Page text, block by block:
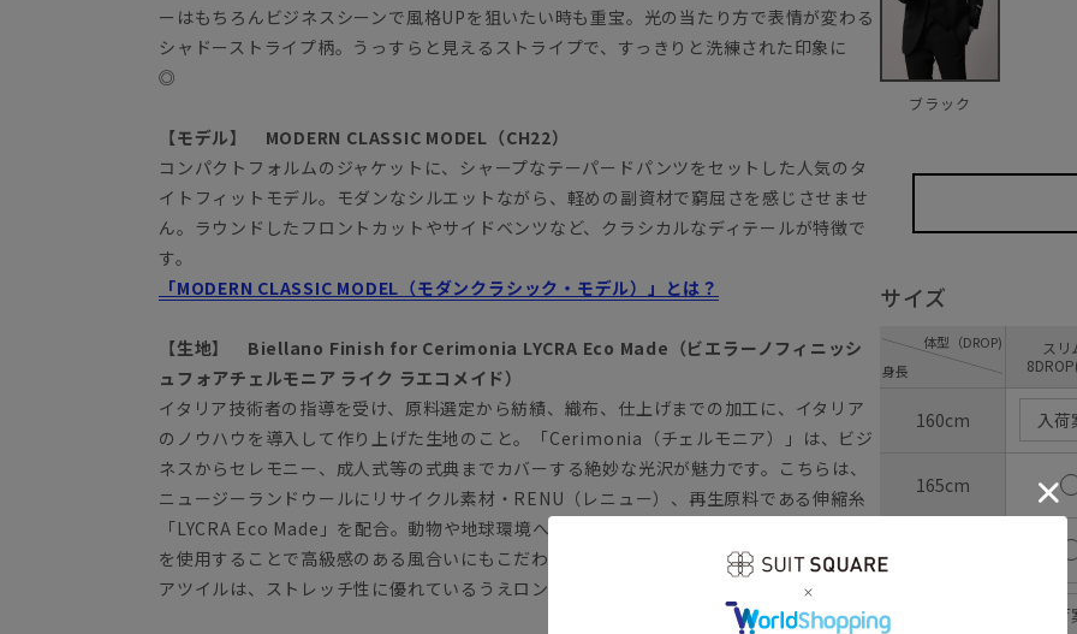
ーはもちろんビジネスシーンで風格UPを狙いたい時も重宝。光の当たり方で表情が変わる
シャドーストライプ柄。うっすらと見えるストライプで、すっきりと洗練された印象に
◎
【モデル】 MODERN CLASSIC MODEL（CH22）
コンパクトフォルムのジャケットに、シャープなテーパードパンツをセットした人気のタ
イトフィットモデル。モダンなシルエットながら、軽めの副資材で窮屈さを感じさせませ
ん。ラウンドしたフロントカットやサイドベンツなど、クラシカルなディテールが特徴で
す。
「MODERN CLASSIC MODEL（モダンクラシック・モデル）」とは？
【生地】 Biellano Finish for Cerimonia LYCRA Eco Made（ビエラーノフィニッシ
ュフォアチェルモニア ライク ラエコメイド）
イタリア技術者の指導を受け、原料選定から紡績、織布、仕上げまでの加工に、イタリア
のノウハウを導入して作り上げた生地のこと。「Cerimonia（チェルモニア）」は、ビジ
ネスからセレモニー、成人式等の式典までカバーする絶妙な光沢が魅力です。こちらは、
ニュージーランドウールにリサイクル素材・RENU（レニュー）、再生原料である伸縮糸
「LYCRA Eco Made」を配合。動物や地球環境への配慮を実現しながら、イタリア製機械
を使用することで高級感のある風合いにもこだわりました。毛羽がなくサラッとしたクリ
アツイルは、ストレッチ性に優れているうえロングシーズン着用しやすいのも◎
ブラック
サイズ
身長
体型（DROP)
ス
160cm 入荷
165cm
入